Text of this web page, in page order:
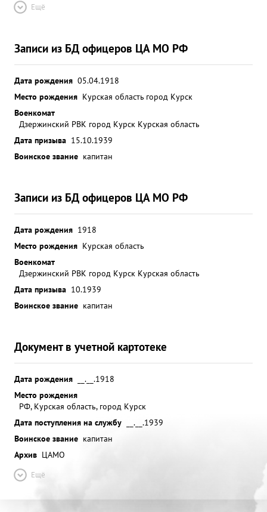
Ещё
Записи из БД офицеров ЦА МО РФ
Дата рождения 05.04.1918
Место рождения Курская область город Курск
Военкомат
Дзержинский РВК город Курск Курская область
Дата призыва 15.10.1939
Воинское звание капитан
Записи из БД офицеров ЦА МО РФ
Дата рождения 1918
Место рождения Курская область
Военкомат
Дзержинский РВК город Курск Курская область
Дата призыва 10.1939
Воинское звание капитан
Документ в учетной картотеке
Дата рождения
__.__.1918
Место рождения
РФ, Курская область, город Курск
Дата поступления на службу
__.__.1939
Воинское звание капитан
Архив ЦАМО
Ещё